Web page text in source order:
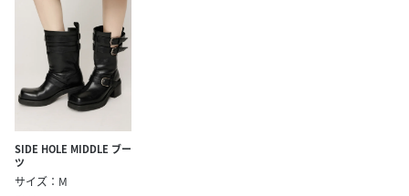
SIDE HOLE MIDDLE ブー
ツ
サイズ：M